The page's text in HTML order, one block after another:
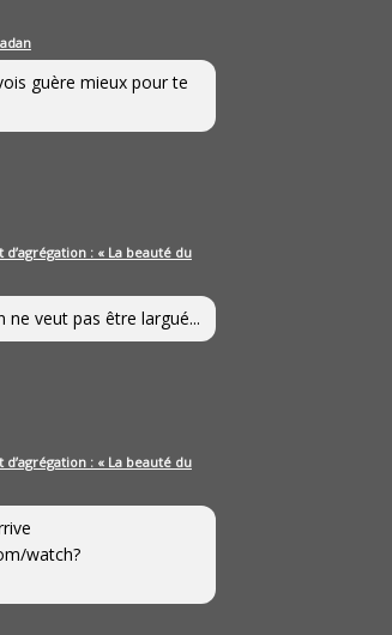
guère mieux pour te
: « La beauté du
veut pas être largué...
: « La beauté du
watch?